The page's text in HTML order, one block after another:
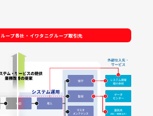
ープ各社・イワタニグループ取引先